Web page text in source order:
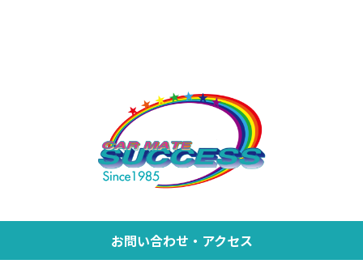
お問い合わせ・アクセス